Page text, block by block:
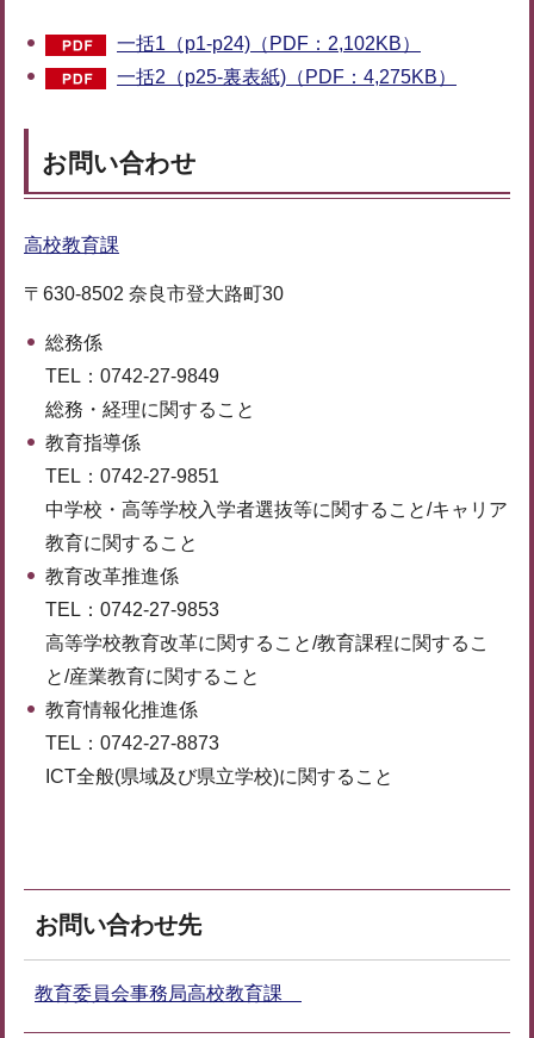
一括1（p1-p24)（PDF：2,102KB）
一括2（p25-裏表紙)（PDF：4,275KB）
お問い合わせ
高校教育課
〒630-8502 奈良市登大路町30
総務係
TEL：0742-27-9849
総務・経理に関すること
教育指導係
TEL：0742-27-9851
中学校・高等学校入学者選抜等に関すること/キャリア
教育に関すること
教育改革推進係
TEL：0742-27-9853
高等学校教育改革に関すること/教育課程に関するこ
と/産業教育に関すること
教育情報化推進係
TEL：0742-27-8873
ICT全般(県域及び県立学校)に関すること
お問い合わせ先
教育委員会事務局高校教育課